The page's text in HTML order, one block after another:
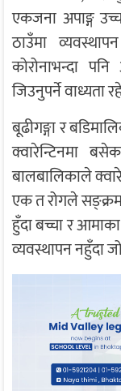
एकजना अपाङ्ग
ठाउँमा
कोरोनाभन्दा
जिउनुपर्ने वाध्यता
बूढीगङ्गा र
क्वारेन्टिनमा
बालबालिकाले
एक त रोगले
हुँदा बच्चा र
व्यवस्थापन नहुँदा